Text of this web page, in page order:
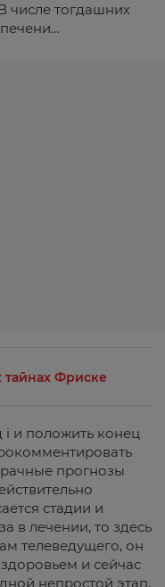
числе тогдашних
тайнах Фриске
i и положить конец
прогнозы
стадии и
в лечении, то здесь
телеведущего, он
и сейчас
непростой этап,